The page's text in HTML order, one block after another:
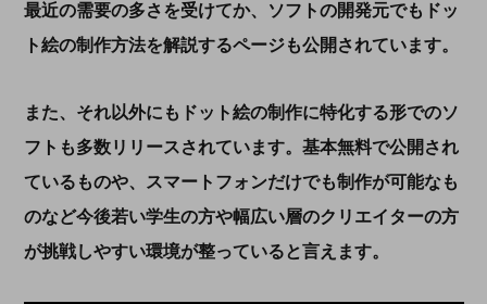
最近の需要の多さを受けてか、ソフトの開発元でもドッ
ト絵の制作方法を解説するページも公開されています。
また、それ以外にもドット絵の制作に特化する形でのソ
フトも多数リリースされています。基本無料で公開され
ているものや、スマートフォンだけでも制作が可能なも
のなど今後若い学生の方や幅広い層のクリエイターの方
が挑戦しやすい環境が整っていると言えます。